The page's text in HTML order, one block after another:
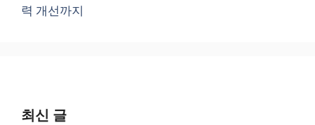
력 개선까지
최신 글